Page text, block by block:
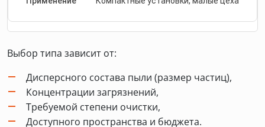
Выбор типа зависит от:
Дисперсного состава пыли (размер частиц),
Концентрации загрязнений,
Требуемой степени очистки,
Доступного пространства и бюджета.